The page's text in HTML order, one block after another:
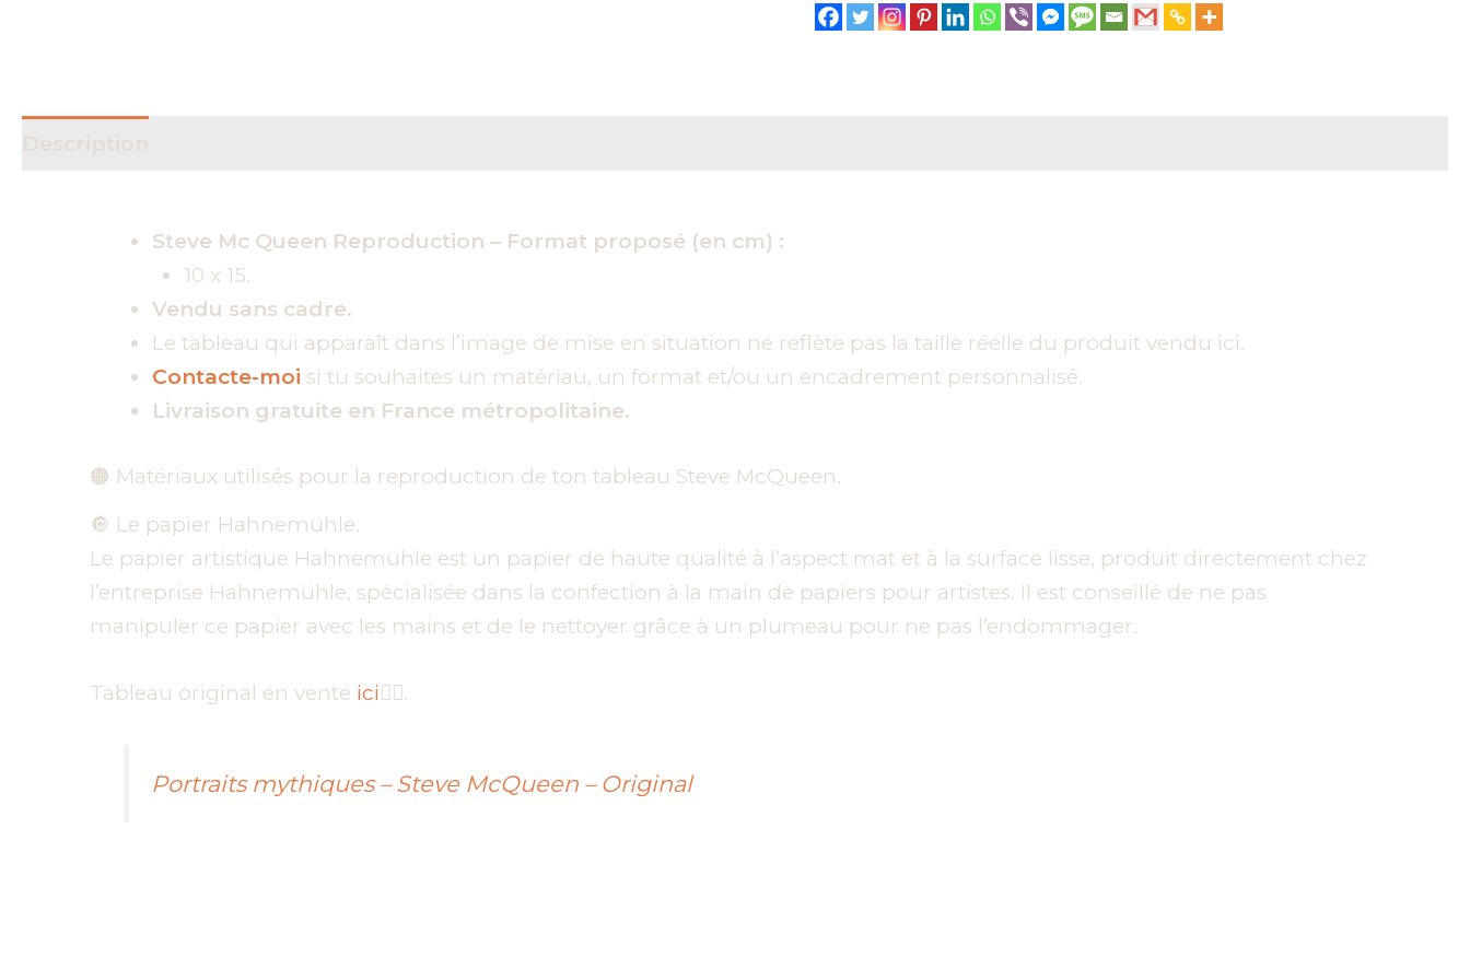
Reproduction
Description
Steve Mc Queen Reproduction – Format proposé (en cm) :
10 x 15.
Vendu sans cadre.
Le tableau qui apparaît dans l’image de mise en situation ne reflète pas la taille réelle du produit vendu ici.
Contacte-moi si tu souhaites un matériau, un format et/ou un encadrement personnalisé.
Livraison gratuite en France métropolitaine.
🟠 Matériaux utilisés pour la reproduction de ton tableau Steve McQueen.
🔘 Le papier Hahnemühle.
Le papier artistique Hahnemühle est un papier de haute qualité à l’aspect mat et à la surface lisse, produit directement chez
l’entreprise Hahnemühle, spécialisée dans la confection à la main de papiers pour artistes. Il est conseillé de ne pas
manipuler ce papier avec les mains et de le nettoyer grâce à un plumeau pour ne pas l’endommager.
Tableau original en vente ici👇🏼.
Portraits mythiques – Steve McQueen – Original